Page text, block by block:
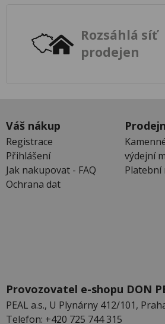
Rozsáhlá síť
prodejen
Váš nákup
Registrace
Přihlášení
Jak nakupovat - FAQ
Ochrana dat
výdejní
Platební
Provozovatel e-shopu DON
PEAL a.s., U Plynárny 412/101,
Telefon: +420 725 744 315